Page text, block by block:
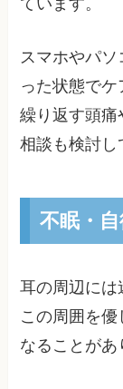
スマホやパ
った状態でケ
繰り返す頭痛
相談も検討し
不眠・
耳の周辺には
この周囲を優
なることがあ